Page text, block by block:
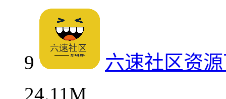
9
六速社区资
24.11M